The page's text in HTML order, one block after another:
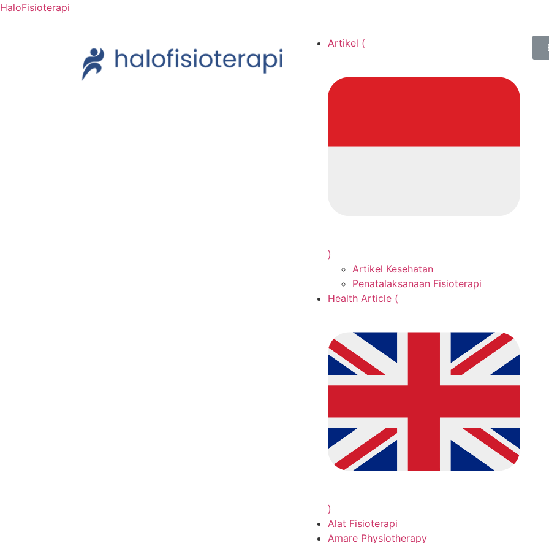
HaloFisioterapi
Artikel (
)
Artikel Kesehatan
Penatalaksanaan Fisioterapi
Health Article (
)
Alat Fisioterapi
Amare Physiotherapy